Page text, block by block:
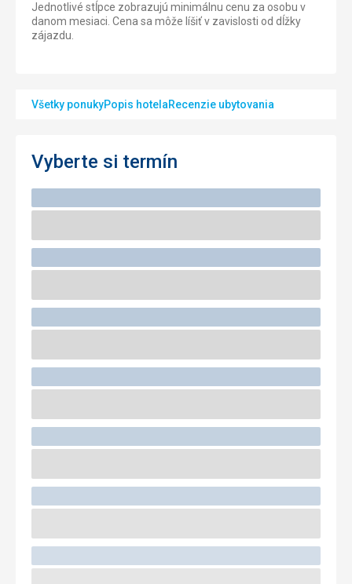
Jednotlivé stĺpce zobrazujú minimálnu cenu za osobu v
danom mesiaci. Cena sa môže líšiť v zavislosti od dĺžky
zájazdu.
Všetky ponukyPopis hotelaRecenzie ubytovania
Vyberte si termín